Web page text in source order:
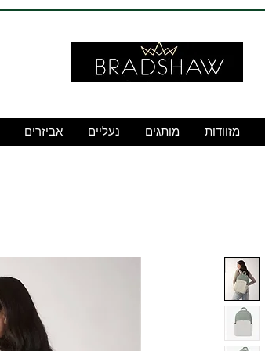
מזוודות מותגים נעליים אביזרים